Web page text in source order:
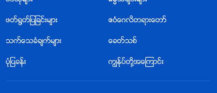
ဖတ္႐ြတ္ျပျခင္းမ်ား ဧဝံေဂလိတရားေတာ္
သက္ေသခံခ်က္မ်ား ေခတ္သစ္
ပုံျပခန္း ကြၽန္ုပ္တို႔အေၾကာင္း